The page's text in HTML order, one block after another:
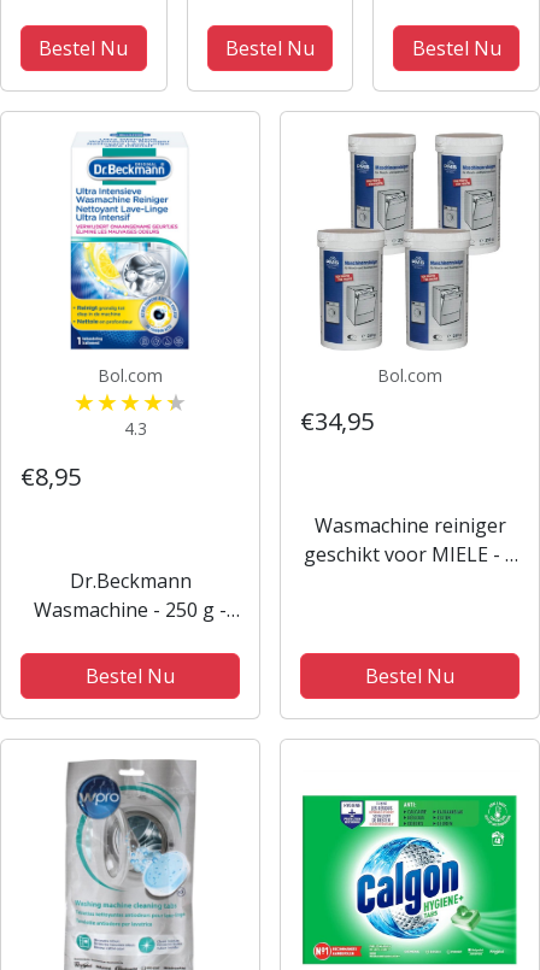
Bestel Nu
Wasmachine
Reiniger en
Anti kalk - 55
Bestel Nu
550gr
Bestel Nu
Bol.com
4.3
€8,95
Dr.Beckmann
Wasmachine - 250 g -
Reiniger
Bestel Nu
Bol.com
€34,95
Wasmachine reiniger
geschikt voor MIELE - 4
langere levensduur
wasmachine
Bestel Nu